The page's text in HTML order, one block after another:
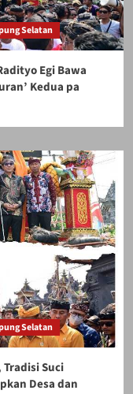
Selatan
Egi Bawa
Kedua pa
Selatan
Suci
Desa dan